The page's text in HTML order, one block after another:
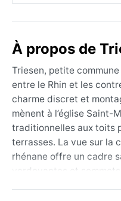
À propos de
Triesen, petite
entre le Rhin et les
charme discret et
mènent à l’église Saint-
traditionnelles aux toits
terrasses. La vue sur la
rhénane offre un cadre
verdoyantes et